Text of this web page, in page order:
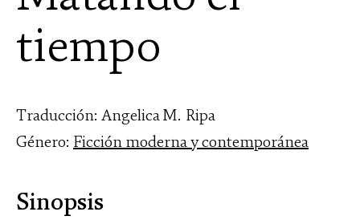
tiempo
Traducción: Angelica M. Ripa
Género: Ficción moderna y contemporánea
Sinopsis